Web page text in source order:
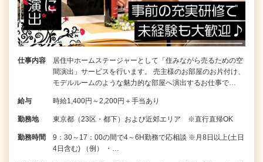
仕事内容
居住中ホームステージャーとして「住みながら売るための空
間演出」サービスを行います。 売主様のお部屋のお片付け、
モデルルームのような魅力的な部屋へ演出するお仕事で…
給与 時給1,400円～2,200円＋手当あり
勤務地 東京都（23区・都下）および近郊エリア ※直行直帰OK
勤務時間
9：30～17：00の間で4～6H勤務で応相談 ※月8日以上(土日
4日含む) （例） ・…